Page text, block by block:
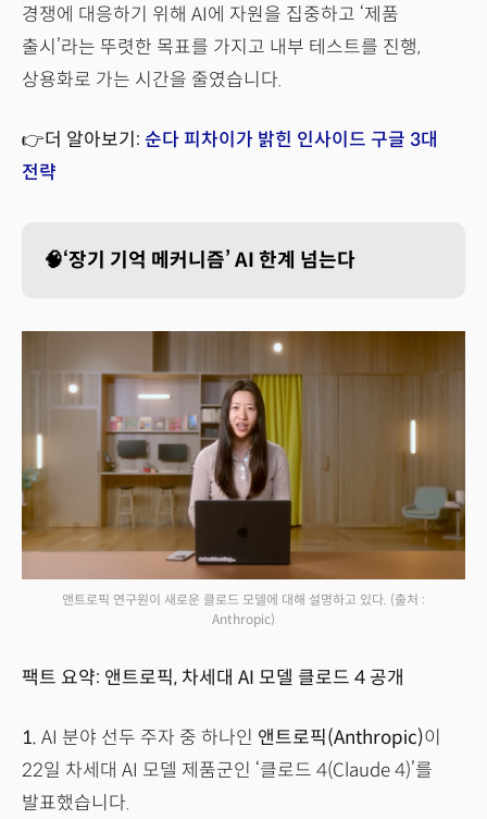
경쟁에 대응하기 위해 AI에 자원을 집중하고 ‘제품
출시’라는 뚜렷한 목표를 가지고 내부 테스트를 진행,
상용화로 가는 시간을 줄였습니다.
👉더 알아보기: 순다 피차이가 밝힌 인사이드 구글 3대
전략
🧠‘장기 기억 메커니즘’ AI 한계 넘는다
앤트로픽 연구원이 새로운 클로드 모델에 대해 설명하고 있다. (출처 :
Anthropic)
팩트 요약: 앤트로픽, 차세대 AI 모델 클로드 4 공개
1. AI 분야 선두 주자 중 하나인 앤트로픽(Anthropic)이
22일 차세대 AI 모델 제품군인 ‘클로드 4(Claude 4)’를
발표했습니다.